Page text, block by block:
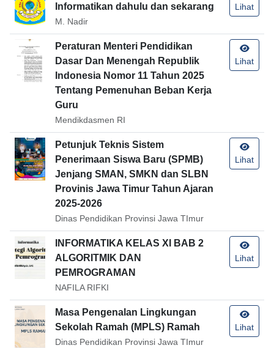
Informatikan dahulu dan sekarang
M. Nadir
Lihat
Peraturan Menteri Pendidikan
Dasar Dan Menengah Republik
Indonesia Nomor 11 Tahun 2025
Tentang Pemenuhan Beban Kerja
Guru
Mendikdasmen RI
Lihat
Petunjuk Teknis Sistem
Penerimaan Siswa Baru (SPMB)
Jenjang SMAN, SMKN dan SLBN
Provinis Jawa Timur Tahun Ajaran
2025-2026
Dinas Pendidikan Provinsi Jawa TImur
Lihat
INFORMATIKA KELAS XI BAB 2
ALGORITMIK DAN
PEMROGRAMAN
NAFILA RIFKI
Lihat
Masa Pengenalan Lingkungan
Sekolah Ramah (MPLS) Ramah
Dinas Pendidikan Provinsi Jawa TImur
Lihat